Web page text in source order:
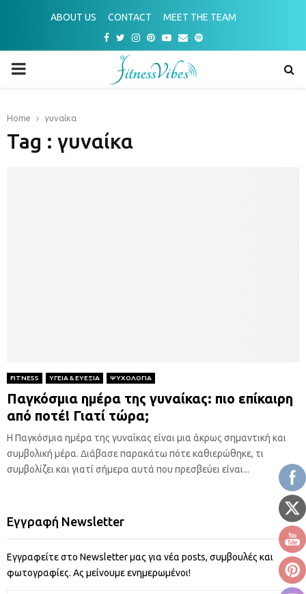
ABOUT US CONTACT
MEET THE TEAM
Facebook
TwitterInstagram
PinterestYoutube
EmailSpotify
PRIMARY
Home γυναίκα
Tag : γυναίκα
FITNESS ΥΓΕΙΑ & ΕΥΕΞΙΑ ΨΥΧΟΛΟΓΙΑ
Παγκόσμια ημέρα της γυναίκας: πιο επίκαιρη
από ποτέ! Γιατί τώρα;
Η Παγκόσμια ημέρα της γυναίκας είναι μια άκρως σημαντική και
συμβολική μέρα. Διάβασε παρακάτω πότε καθιερώθηκε, τι
συμβολίζει και γιατί σήμερα αυτά που πρεσβεύει είναι...
Εγγραφή Newsletter
Εγγραφείτε στο Newsletter μας για νέα posts, συμβουλές και
φωτογραφίες. Ας μείνουμε ενημερωμένοι!